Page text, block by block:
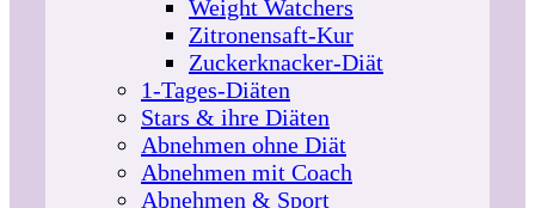
Weight Watchers
Zitronensaft-Kur
Zuckerknacker-Diät
1-Tages-Diäten
Stars & ihre Diäten
Abnehmen ohne Diät
Abnehmen mit Coach
Abnehmen & Sport